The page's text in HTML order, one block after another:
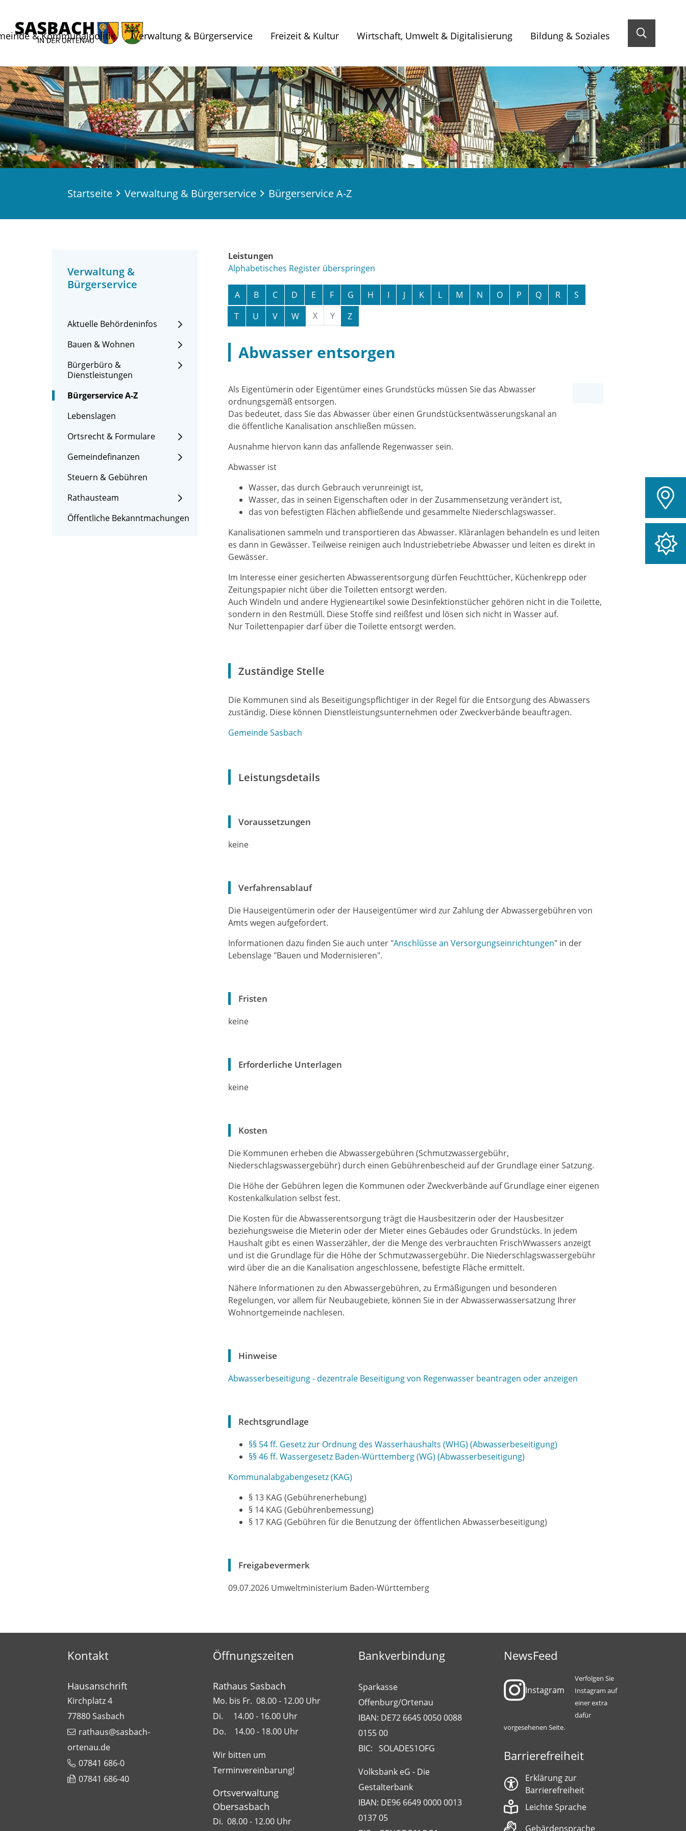
& Kommunalpolitik Verwaltung & Bürgerservice Freizeit & Kultur Wirtschaft, Umwelt & Digitalisierung Bildung & Soziales
Startseite Verwaltung & Bürgerservice Bürgerservice A-Z
Verwaltung &
Bürgerservice
Aktuelle Behördeninfos
Bauen & Wohnen
Bürgerbüro &
Dienstleistungen
Bürgerservice A-Z
Lebenslagen
Ortsrecht & Formulare
Gemeindefinanzen
Steuern & Gebühren
Rathausteam
Öffentliche Bekanntmachungen
Leistungen
Alphabetisches Register überspringen
A B C D E F G H I J K L M N O P Q R
S
T
U V W X Y Z
Abwasser entsorgen
Als Eigentümerin oder Eigentümer eines Grundstücks müssen Sie das Abwasser
ordnungsgemäß entsorgen.
Das bedeutet, dass Sie das Abwasser über einen Grundstücksentwässerungskanal an
die öffentliche Kanalisation anschließen müssen.
Ausnahme hiervon kann das anfallende Regenwasser sein.
Abwasser ist
Wasser, das durch Gebrauch verunreinigt ist,
Wasser, das in seinen Eigenschaften oder in der Zusammensetzung verändert ist,
das von befestigten Flächen abfließende und gesammelte Niederschlagswasser.
Kanalisationen sammeln und transportieren das Abwasser. Kläranlagen behandeln es und leiten
es dann in Gewässer. Teilweise reinigen auch Industriebetriebe Abwasser und leiten es direkt in
Gewässer.
Im Interesse einer gesicherten Abwasserentsorgung dürfen Feuchttücher, Küchenkrepp oder
Zeitungspapier nicht über die Toiletten entsorgt werden.
Auch Windeln und andere Hygieneartikel sowie Desinfektionstücher gehören nicht in die Toilette,
sondern in den Restmüll. Diese Stoffe sind reißfest und lösen sich nicht in Wasser auf.
Nur Toilettenpapier darf über die Toilette entsorgt werden.
Zuständige Stelle
Die Kommunen sind als Beseitigungspflichtiger in der Regel für die Entsorgung des Abwassers
zuständig. Diese können Dienstleistungsunternehmen oder Zweckverbände beauftragen.
Gemeinde Sasbach
Leistungsdetails
Voraussetzungen
keine
Verfahrensablauf
Die Hauseigentümerin oder der Hauseigentümer wird zur Zahlung der Abwassergebühren von
Amts wegen aufgefordert.
Informationen dazu finden Sie auch unter "Anschlüsse an Versorgungseinrichtungen" in der
Lebenslage "Bauen und Modernisieren".
Fristen
keine
Erforderliche Unterlagen
keine
Kosten
Die Kommunen erheben die Abwassergebühren (Schmutzwassergebühr,
Niederschlagswassergebühr) durch einen Gebührenbescheid auf der Grundlage einer Satzung.
Die Höhe der Gebühren legen die Kommunen oder Zweckverbände auf Grundlage einer eigenen
Kostenkalkulation selbst fest.
Die Kosten für die Abwasserentsorgung trägt die Hausbesitzerin oder der Hausbesitzer
beziehungsweise die Mieterin oder der Mieter eines Gebäudes oder Grundstücks. In jedem
Haushalt gibt es einen Wasserzähler, der die Menge des verbrauchten FrischWwassers anzeigt
und ist die Grundlage für die Höhe der Schmutzwassergebühr. Die Niederschlagswassergebühr
wird über die an die Kanalisation angeschlossene, befestigte Fläche ermittelt.
Nähere Informationen zu den Abwassergebühren, zu Ermäßigungen und besonderen
Regelungen, vor allem für Neubaugebiete, können Sie in der Abwasserwassersatzung Ihrer
Wohnortgemeinde nachlesen.
Hinweise
Abwasserbeseitigung - dezentrale Beseitigung von Regenwasser beantragen oder anzeigen
Rechtsgrundlage
§§ 54 ff. Gesetz zur Ordnung des Wasserhaushalts (WHG) (Abwasserbeseitigung)
§§ 46 ff. Wassergesetz Baden-Württemberg (WG) (Abwasserbeseitigung)
Kommunalabgabengesetz (KAG)
§ 13 KAG (Gebührenerhebung)
§ 14 KAG (Gebührenbemessung)
§ 17 KAG (Gebühren für die Benutzung der öffentlichen Abwasserbeseitigung)
Freigabevermerk
09.07.2026 Umweltministerium Baden-Württemberg
Kontakt
Hausanschrift
Kirchplatz 4
77880Sasbach
rathaus@sasbach-
ortenau.de
07841 686-0
07841 686-40
Öffnungszeiten
Rathaus Sasbach
Mo. bis Fr. 08.00 - 12.00 Uhr
Di. 14.00 - 16.00 Uhr
Do. 14.00 - 18.00 Uhr
Wir bitten um
Terminvereinbarung!
Ortsverwaltung
Obersasbach
Di. 08.00 - 12.00 Uhr
Bankverbindung
Sparkasse
Offenburg/Ortenau
IBAN: DE72 6645 0050 0088
0155 00
BIC: SOLADES1OFG
Volksbank eG - Die
Gestalterbank
IBAN: DE96 6649 0000 0013
0137 05
NewsFeed
Instagram
Verfolgen Sie
Instagram auf
einer extra
dafür
vorgesehenen Seite.
Barrierefreiheit
Erklärung zur
Barrierefreiheit
Leichte Sprache
Gebärdensprache